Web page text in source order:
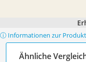
ⓘ Informationen zur
Ähnliche